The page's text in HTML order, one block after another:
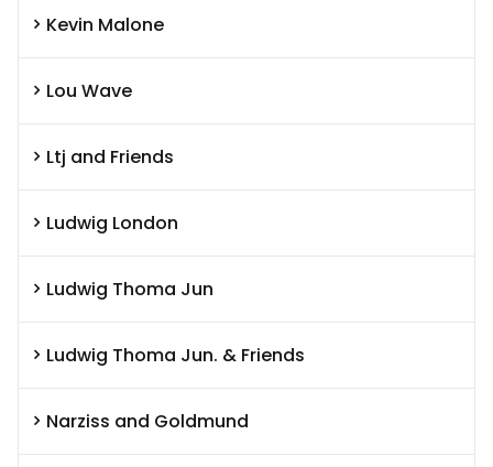
Kevin Malone
Lou Wave
Ltj and Friends
Ludwig London
Ludwig Thoma Jun
Ludwig Thoma Jun. & Friends
Narziss and Goldmund